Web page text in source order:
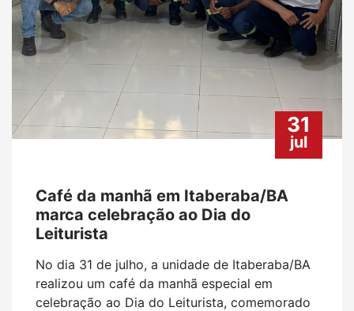
31
jul
Café da manhã em Itaberaba/BA
marca celebração ao Dia do
Leiturista
No dia 31 de julho, a unidade de Itaberaba/BA
realizou um café da manhã especial em
celebração ao Dia do Leiturista, comemorado